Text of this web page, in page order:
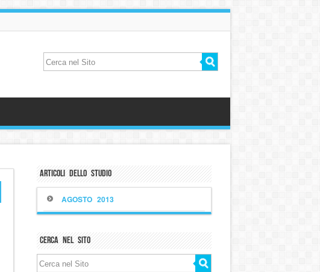
Articoli dello Studio
AGOSTO 2013
Cerca nel sito